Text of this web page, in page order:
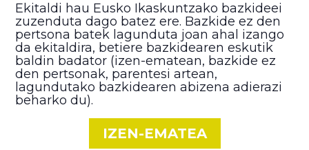
Ekitaldi hau Eusko Ikaskuntzako bazkideei
zuzenduta dago batez ere. Bazkide ez den
pertsona batek lagunduta joan ahal izango
da ekitaldira, betiere bazkidearen eskutik
baldin badator (izen-ematean, bazkide ez
den pertsonak, parentesi artean,
lagundutako bazkidearen abizena adierazi
beharko du).
IZEN-EMATEA